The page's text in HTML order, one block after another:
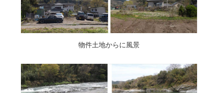
物件土地からに風景